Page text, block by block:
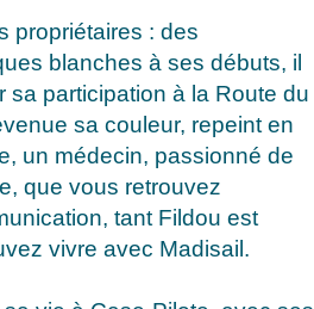
propriétaires : des
blanches à ses débuts, il
sa participation à la Route du
sa couleur, repeint en
un médecin, passionné de
que vous retrouvez
tant Fildou est
vivre avec Madisail.